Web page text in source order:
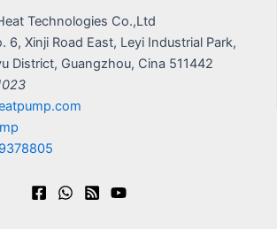
Technologies Co.,Ltd
6, Xinji Road East, Leyi Industrial Park,
District, Guangzhou, Cina 511442